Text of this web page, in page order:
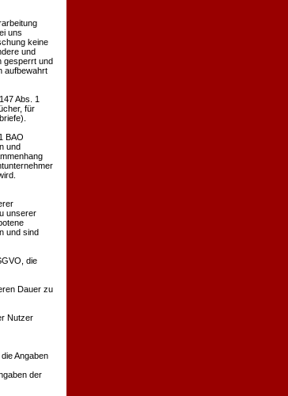
uns
keine
und
gesperrt und
aufbewahrt
Abs. 1
für
BAO
und
unserer
und sind
die
Dauer zu
Nutzer
Angaben
der